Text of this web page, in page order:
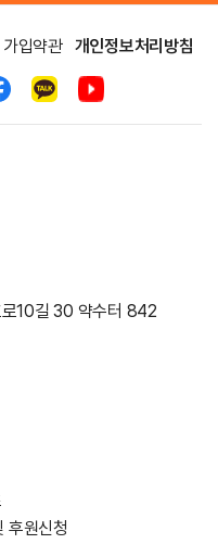
가입약관 개인정보처리방침
10길 30 약수터 842
후원신청